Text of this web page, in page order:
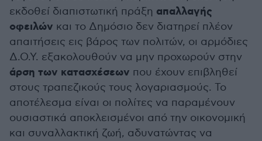
εκδοθεί διαπιστωτική πράξη απαλλαγής
οφειλών και το Δημόσιο δεν διατηρεί πλέον
απαιτήσεις εις βάρος των πολιτών, οι αρμόδιες
Δ.Ο.Υ. εξακολουθούν να μην προχωρούν στην
άρση των κατασχέσεων που έχουν επιβληθεί
στους τραπεζικούς τους λογαριασμούς. Το
αποτέλεσμα είναι οι πολίτες να παραμένουν
ουσιαστικά αποκλεισμένοι από την οικονομική
και συναλλακτική ζωή, αδυνατώντας να